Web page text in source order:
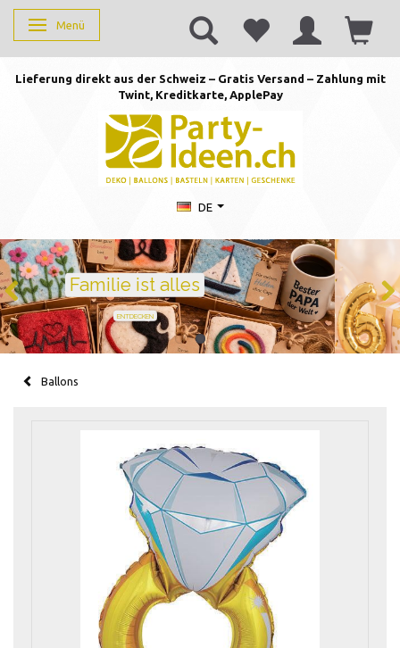
Anzeige ändern
Menü
Lieferung direkt aus der Schweiz – Gratis Versand – Zahlung mit
Twint, Kreditkarte, ApplePay
DE
Geburtstag feiern mit Stil
Ballons · Tischdeko · Karten · Zahlen
GEBURTSTAGSDEKO ENTDECKEN
Ballons